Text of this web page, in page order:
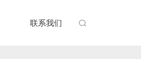
联系我们 